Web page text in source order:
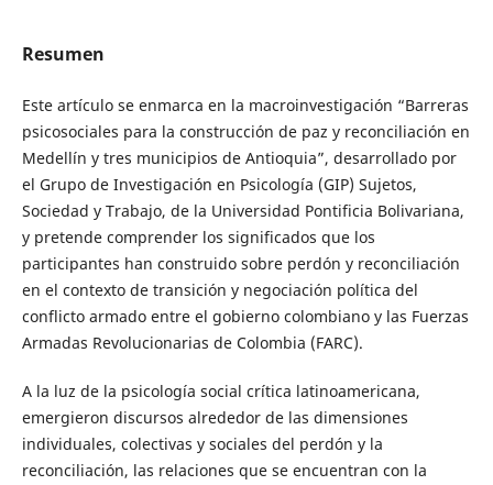
Resumen
Este artículo se enmarca en la macroinvestigación “Barreras
psicosociales para la construcción de paz y reconciliación en
Medellín y tres municipios de Antioquia”, desarrollado por
el Grupo de Investigación en Psicología (GIP) Sujetos,
Sociedad y Trabajo, de la Universidad Pontificia Bolivariana,
y pretende comprender los significados que los
participantes han construido sobre perdón y reconciliación
en el contexto de transición y negociación política del
conflicto armado entre el gobierno colombiano y las Fuerzas
Armadas Revolucionarias de Colombia (FARC).
A la luz de la psicología social crítica latinoamericana,
emergieron discursos alrededor de las dimensiones
individuales, colectivas y sociales del perdón y la
reconciliación, las relaciones que se encuentran con la